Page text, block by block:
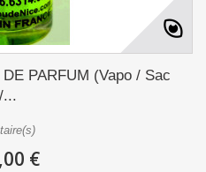
PARFUM (Vapo / Sac
/...
€